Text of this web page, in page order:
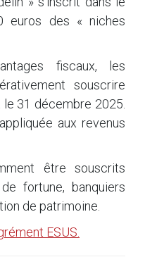
euros des « niches
fiscaux, les
souscrire
31 décembre 2025.
aux revenus
être souscrits
fortune, banquiers
de patrimoine.
ESUS.